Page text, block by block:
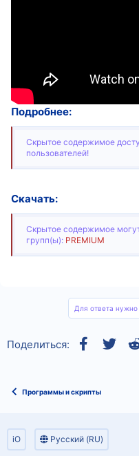
Подробнее:
Скрытое содержимое
пользователей!
Скачать:
Скрытое содержимое
групп(ы): PREMIUM
Для ответа нужно
Поделиться: Facebook
Программы и скрипты
iO
Русский (RU)